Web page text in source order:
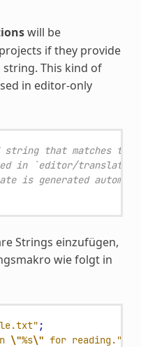
will be
if they provide
This kind of
in editor-only
that matches
in `editor/
is generated
Strings einzufügen,
wie folgt in
;
\"%s\" for reading."